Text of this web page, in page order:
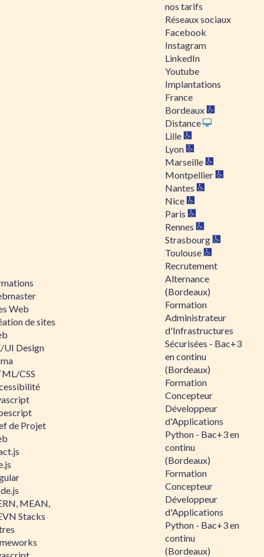
Web
de sites
UI Design
CSS
de Projet
MEAN,
Stacks
nos tarifs
Réseaux sociaux
Facebook
Instagram
LinkedIn
Youtube
Implantations
France
Bordeaux
Distance
Lille
Lyon
Marseille
Montpellier
Nantes
Nice
Paris
Rennes
Strasbourg
Toulouse
Recrutement
Alternance
(Bordeaux)
Formation
Administrateur
d'Infrastructures
Sécurisées - Bac+3
en continu
(Bordeaux)
Formation
Concepteur
Développeur
d'Applications
Python - Bac+3 en
continu
(Bordeaux)
Formation
Concepteur
Développeur
d'Applications
Python - Bac+3 en
continu
(Bordeaux)